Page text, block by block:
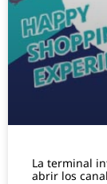
La terminal
abrir los